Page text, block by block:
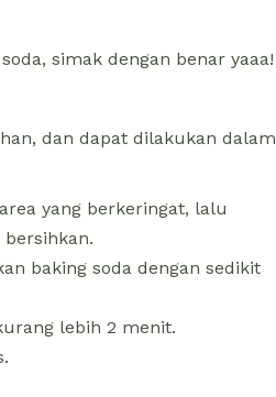
simak dengan benar yaaa!
dan dapat dilakukan dalam
yang berkeringat, lalu
baking soda dengan sedikit
lebih 2 menit.